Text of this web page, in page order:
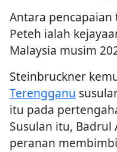
Antara
Peteh ialah
Malaysia musim
Steinbruckner
Terengganu
itu pada
Susulan itu, Badrul
peranan